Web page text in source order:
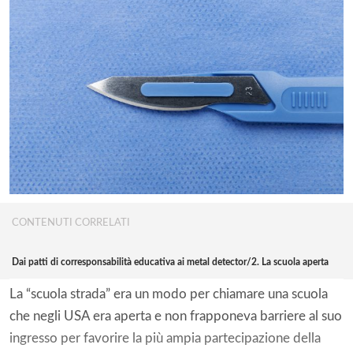
CONTENUTI CORRELATI
Dai patti di corresponsabilità educativa ai metal detector/2. La scuola aperta
La “scuola strada” era un modo per chiamare una scuola
che negli USA era aperta e non frapponeva barriere al suo
ingresso per favorire la più ampia partecipazione della